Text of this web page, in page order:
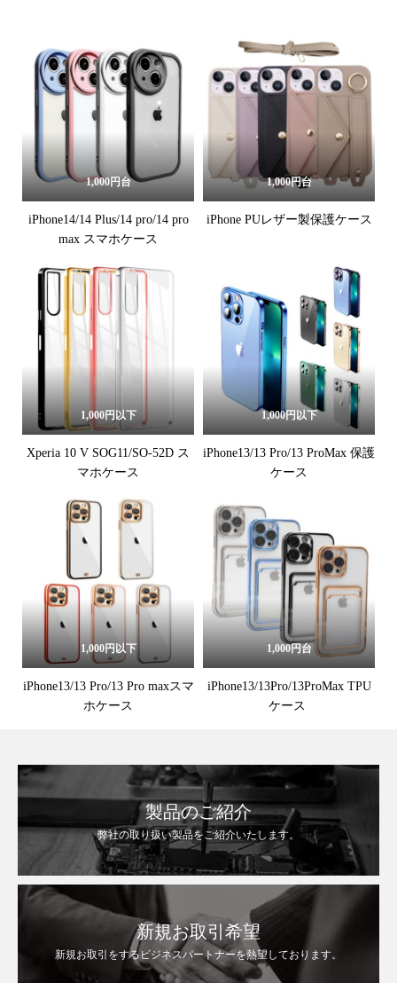
1,000円台
iPhone14/14 Plus/14 pro/14 pro
max スマホケース
1,000円台
iPhone PUレザー製保護ケース
1,000円以下
Xperia 10 V SOG11/SO-52D ス
マホケース
1,000円以下
iPhone13/13 Pro/13 ProMax 保護
ケース
1,000円以下
iPhone13/13 Pro/13 Pro maxスマ
ホケース
1,000円台
iPhone13/13Pro/13ProMax TPU
ケース
製品のご紹介
弊社の取り扱い製品をご紹介いたします。
新規お取引希望
新規お取引をするビジネスパートナーを熱望しております。